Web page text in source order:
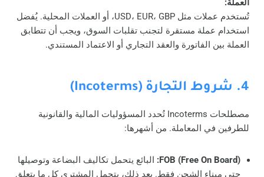
العملة:
تُستخدم عملات مثل USD، EUR، GBP، أو العملات المحلية. يُفضل
استخدام عملة مستقرة لتجنب تقلبات السوق، ويجب أن تتطابق
العملة بين الفاتورة والعقد التجاري أو الاعتماد المستندي.
4. شروط التجارة (Incoterms)
مصطلحات Incoterms تُحدد المسؤوليات المالية والقانونية
للطرفين في المعاملة. من أشهرها:
FOB (Free On Board): البائع يتحمل تكاليف البضاعة وتوصيلها
حتى ميناء الشحن فقط. بعد ذلك، يتحمل المشتري كل ما يتعلق